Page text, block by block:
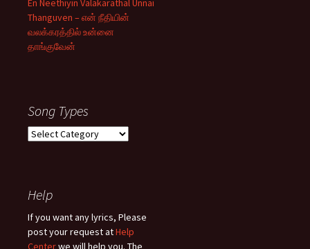
En Neethiyin Valakarathal Unnai
Thanguven – என் நீதியின்
வலக்கரத்தில் உன்னை
தாங்குவேன்
Song Types
Song
Help
If you want any lyrics, Please
post your request atHelp
Centerwe will help you. The